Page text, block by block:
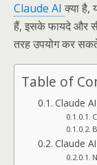
Claude AI क्या है,
हैं, इसके फायदे और
तरह उपयोग कर
Table of
Claude AI
Claude